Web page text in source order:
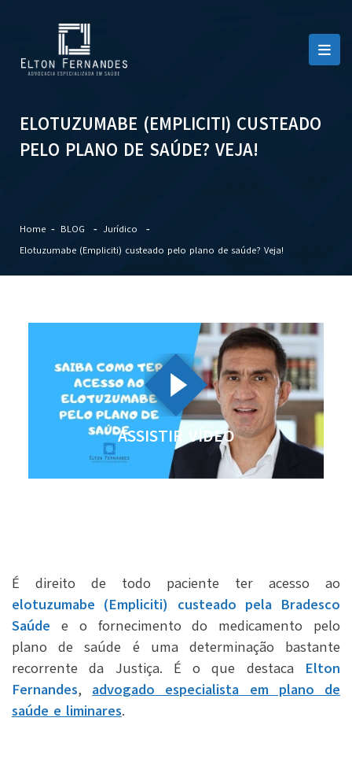
ELOTUZUMABE (EMPLICITI) CUSTEADO
PELO PLANO DE SAÚDE? VEJA!
Home BLOG
Jurídico
Elotuzumabe (Empliciti) custeado pelo plano de saúde? Veja!
ASSISTIR VÍDEO
É direito de todo paciente ter acesso ao
elotuzumabe (Empliciti) custeado pela Bradesco
Saúde e o fornecimento do medicamento pelo
plano de saúde é uma determinação bastante
recorrente da Justiça. É o que destaca Elton
Fernandes, advogado especialista em plano de
saúde e liminares.